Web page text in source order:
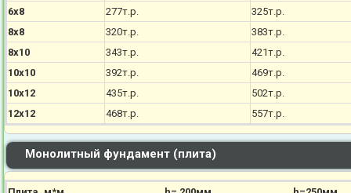
6х8
277т.р.
325т.р.
8х8
320т.р.
383т.р.
8х10
343т.р.
421т.р.
10х10
392т.р.
469т.р.
10х12
435т.р.
502т.р.
12х12
468т.р. 557т.р.
Монолитный фундамент (плита)